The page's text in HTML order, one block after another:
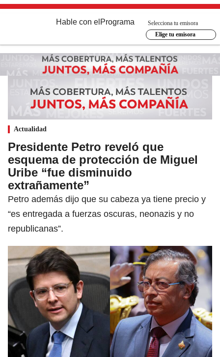
Hable con el Programa
Selecciona tu emisora
Elige tu emisora
Actualidad
Presidente Petro reveló que
esquema de protección de Miguel
Uribe “fue disminuido
extrañamente”
Petro además dijo que su cabeza ya tiene precio y
“es entregada a fuerzas oscuras, neonazis y no
republicanas”.